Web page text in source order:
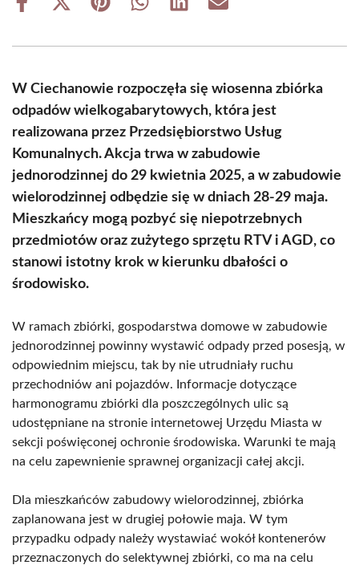
Share
Share
(Twitter)
Share Share Share Share
W Ciechanowie rozpoczęła się wiosenna zbiórka
odpadów wielkogabarytowych, która jest
realizowana przez Przedsiębiorstwo Usług
Komunalnych. Akcja trwa w zabudowie
jednorodzinnej do 29 kwietnia 2025, a w zabudowie
wielorodzinnej odbędzie się w dniach 28-29 maja.
Mieszkańcy mogą pozbyć się niepotrzebnych
przedmiotów oraz zużytego sprzętu RTV i AGD, co
stanowi istotny krok w kierunku dbałości o
środowisko.
W ramach zbiórki, gospodarstwa domowe w zabudowie
jednorodzinnej powinny wystawić odpady przed posesją, w
odpowiednim miejscu, tak by nie utrudniały ruchu
przechodniów ani pojazdów. Informacje dotyczące
harmonogramu zbiórki dla poszczególnych ulic są
udostępniane na stronie internetowej Urzędu Miasta w
sekcji poświęconej ochronie środowiska. Warunki te mają
na celu zapewnienie sprawnej organizacji całej akcji.
Dla mieszkańców zabudowy wielorodzinnej, zbiórka
zaplanowana jest w drugiej połowie maja. W tym
przypadku odpady należy wystawiać wokół kontenerów
przeznaczonych do selektywnej zbiórki, co ma na celu